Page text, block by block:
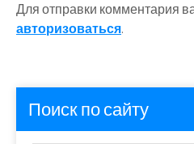
Для отправки комментария
авторизоваться.
Поиск по сайту